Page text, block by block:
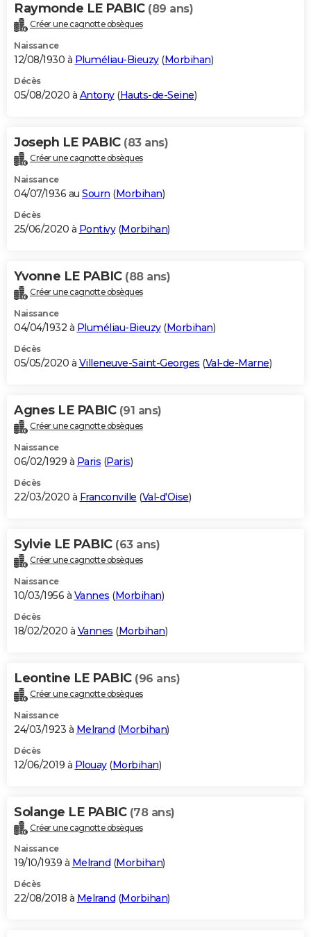
Raymonde LE PABIC (89 ans)
Créer une cagnotte obsèques
Naissance
12/08/1930 à Pluméliau-Bieuzy(Morbihan)
Décès
05/08/2020 à Antony(Hauts-de-Seine)
Joseph LE PABIC (83 ans)
Créer une cagnotte obsèques
Naissance
04/07/1936 au Sourn (Morbihan)
Décès
25/06/2020 à Pontivy(Morbihan)
Yvonne LE PABIC (88 ans)
Créer une cagnotte obsèques
Naissance
04/04/1932 à Pluméliau-Bieuzy(Morbihan)
Décès
05/05/2020 à Villeneuve-Saint-Georges (Val-de-Marne)
Agnes LE PABIC (91 ans)
Créer une cagnotte obsèques
Naissance
06/02/1929 à Paris (Paris)
Décès
22/03/2020 à Franconville (Val-d'Oise)
Sylvie LE PABIC (63 ans)
Créer une cagnotte obsèques
Naissance
10/03/1956 à Vannes (Morbihan)
Décès
18/02/2020 à Vannes (Morbihan)
Leontine LE PABIC (96 ans)
Créer une cagnotte obsèques
Naissance
24/03/1923 à Melrand (Morbihan)
Décès
12/06/2019 à Plouay(Morbihan)
Solange LE PABIC (78 ans)
Créer une cagnotte obsèques
Naissance
19/10/1939 à Melrand (Morbihan)
Décès
22/08/2018 à Melrand (Morbihan)